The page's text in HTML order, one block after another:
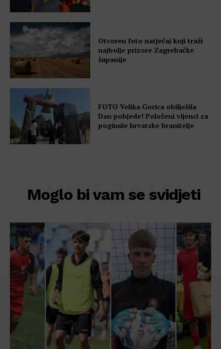
Otvoren foto natječaj koji traži
najbolje prizore Zagrebačke
županije
FOTO Velika Gorica obilježila
Dan pobjede! Položeni vijenci za
poginule hrvatske branitelje
Moglo bi vam se svidjeti
POVEZANO